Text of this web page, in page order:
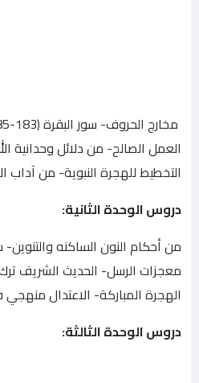
العمل الصالح- من دلائل وحدانية
التخطيط للهجرة النبوية- من آداب
دروس الوحدة الثانية:
معجزات الرسل- الحديث الشريف
الهجرة المباركة- الاعتدال منهجي
دروس الوحدة الثالثة: